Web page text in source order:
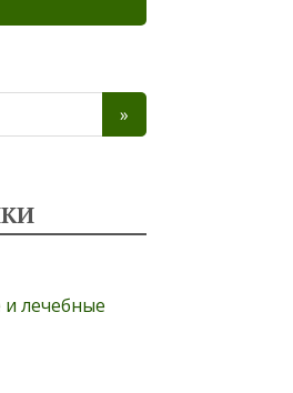
лечебные